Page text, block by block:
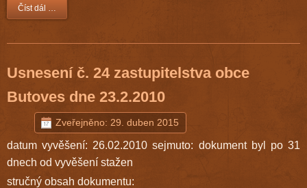
Číst dál …
Usnesení č. 24 zastupitelstva obce
Butoves dne 23.2.2010
Zveřejněno: 29. duben 2015
datum vyvěšení: 26.02.2010 sejmuto: dokument byl po 31
dnech od vyvěšení stažen
stručný obsah dokumentu: